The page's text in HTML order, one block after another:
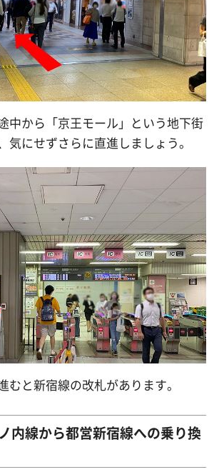
中から「京王モール」という地下街
気にせずさらに直進しましょう。
むと新宿線の改札があります。
内線から都営新宿線への乗り換